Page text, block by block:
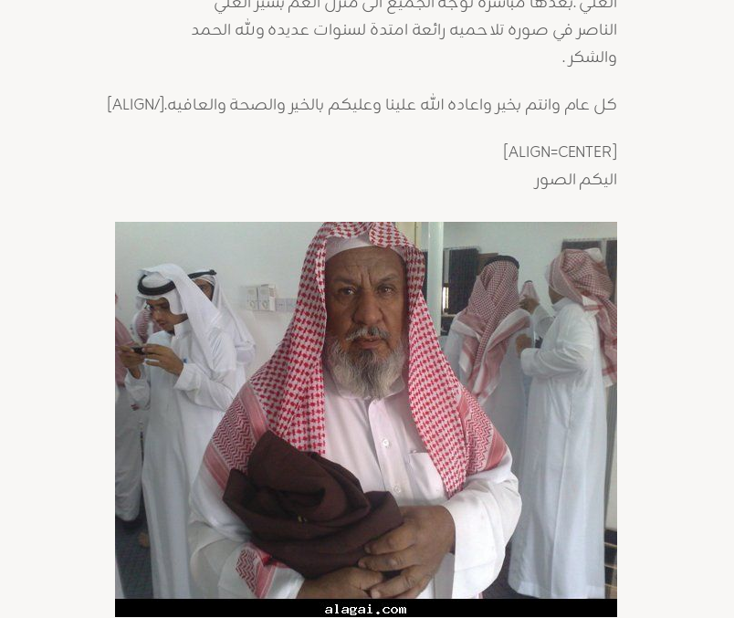
الناصر في صوره تلاحميه رائعة امتدة لسنوات عديده ولله الحمد
والشكر .
كل عام وانتم بخير واعاده الله علينا وعليكم بالخير والصحة والعافيه.[/ALIGN]
[ALIGN=CENTER]
اليكم الصور